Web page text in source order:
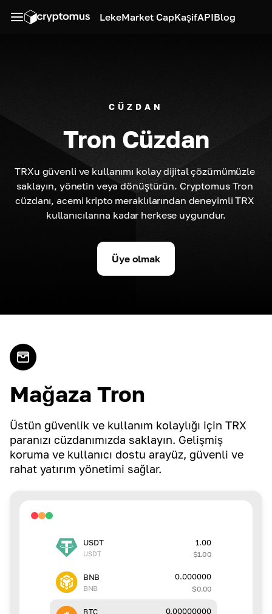
LekeMarket CapKaşifAPIBlog
CÜZDAN
Tron Cüzdan
TRXu güvenli ve kullanımı kolay dijital çözümümüzle
saklayın, yönetin veya dönüştürün. Cryptomus Tron
cüzdanı, acemi kripto meraklılarından deneyimli TRX
kullanıcılarına kadar herkese uygundur.
Üye olmak
Mağaza Tron
Üstün güvenlik ve kullanım kolaylığı için TRX
paranızı cüzdanımızda saklayın. Gelişmiş
koruma ve kullanıcı dostu arayüz, güvenli ve
rahat yatırım yönetimi sağlar.
USDT
USDT
1.00
$1.00
BNB
BNB
0.000000
$0.00
BTC 0.00000000